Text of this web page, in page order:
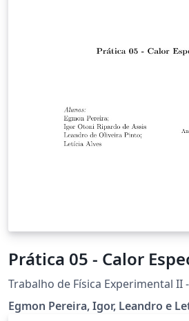
Prática 05 - Calor
Trabalho de Física Experimental II
Egmon Pereira, Igor, Leandro e